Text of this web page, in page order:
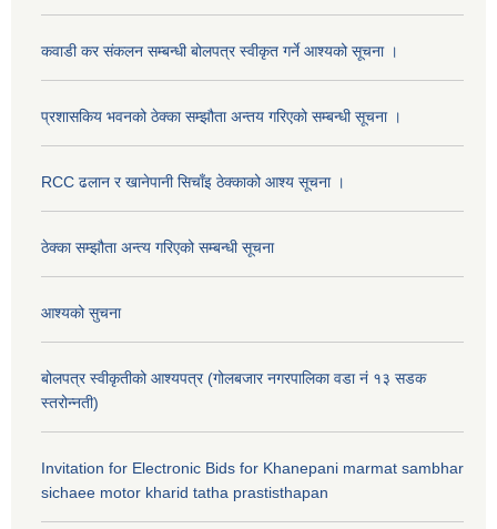
कवाडी कर संकलन सम्बन्धी बोलपत्र स्वीकृत गर्ने आश्यको सूचना ।
प्रशासकिय भवनको ठेक्का सम्झौता अन्तय गरिएको सम्बन्धी सूचना ।
RCC ढलान र खानेपानी सिचाँइ ठेक्काको आश्य सूचना ।
ठेक्का सम्झौता अन्त्य गरिएको सम्बन्धी सूचना
आश्यको सुचना
बोलपत्र स्वीकृतीको आश्यपत्र (गोलबजार नगरपालिका वडा नं १३ सडक
स्तरोन्नती)
Invitation for Electronic Bids for Khanepani marmat sambhar
sichaee motor kharid tatha prastisthapan